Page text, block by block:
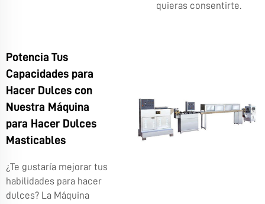
quieras consentirte.
Potencia Tus
Capacidades para
Hacer Dulces con
Nuestra Máquina
para Hacer Dulces
Masticables
¿Te gustaría mejorar tus
habilidades para hacer
dulces? La Máquina